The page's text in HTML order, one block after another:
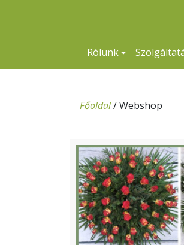
Rólunk
Főoldal/Webshop